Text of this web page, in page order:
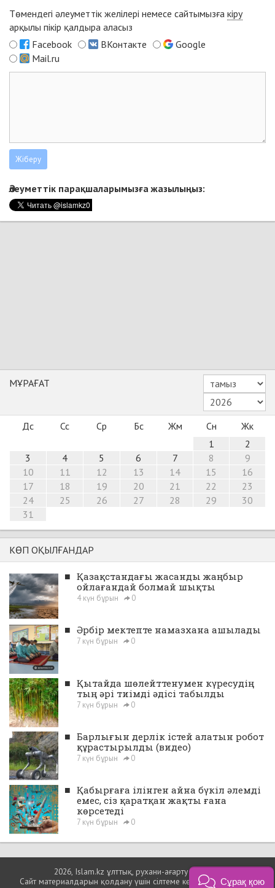
Төмендегі әлеуметтік желілері немесе сайтымызға кіру
арқылы пікір қалдыра аласыз
Facebook
ВКонтакте
Google
Mail.ru
Әлеуметтік парақшаларымызға жазылыңыз:
МҰРАҒАТ
Дс Сс Ср Бс Жм Сн
Жк
1
2
3
4 5 6 7 8
9
10
11 12 13 14 15
16
17
18 19 20 21 22
23
24
25 26 27 28 29
30
31
КӨП ОҚЫЛҒАНДАР
■ Қазақстандағы жасанды жаңбыр
ойлағандай болмай шықты
4 күн бұрын 0
■ Әрбір мектепте намазхана ашылады
7 күн бұрын 0
■ Қытайда шөлейттенумен күресудің
тың әрі тиімді әдісі табылды
7 күн бұрын 0
■ Барлығын дерлік істей алатын робот
құрастырылды (видео)
7 күн бұрын 0
■ Қабырғаға ілінген айна бүкіл әлемді
емес, сіз қаратқан жақты ғана
көрсетеді
7 күн бұрын 0
2026, Islam.kz ұлттық, рухани-ағарту порталы
Сайт материалдарын қолдану үшін сілтеме көрсетуіңіз міндетті.
Сұрақ қою